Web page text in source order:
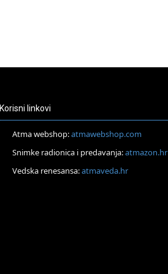
Korisni linkovi
Atma webshop:atmawebshop.com
Snimke radionica i predavanja:atmazon.hr
Vedska renesansa:atmaveda.hr